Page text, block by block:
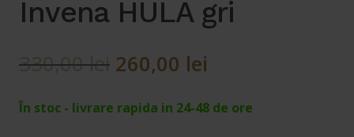
Invena HULA gri
330,00lei Prețul
260,00 lei
În stoc - livrare rapida in 24-48 de ore